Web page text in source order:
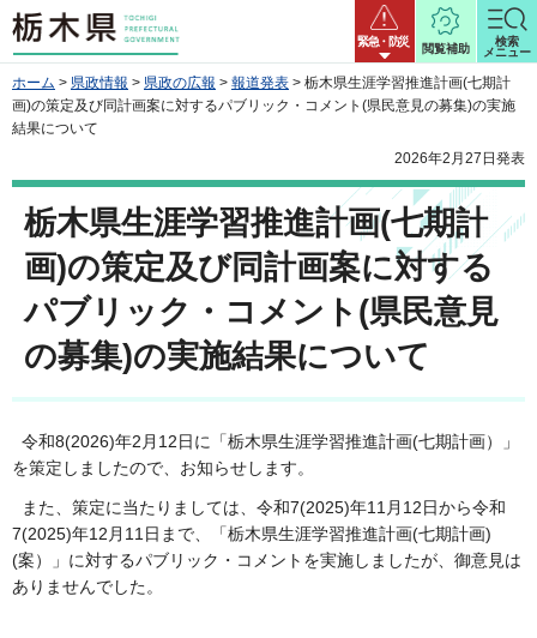
栃木県 緊急・防災
閲覧補助
検索
メニュー
ホーム > 県政情報 > 県政の広報 > 報道発表 > 栃木県生涯学習推進計画(七期計
画)の策定及び同計画案に対するパブリック・コメント(県民意見の募集)の実施
結果について
2026年2月27日発表
栃木県生涯学習推進計画(七期計
画)の策定及び同計画案に対する
パブリック・コメント(県民意見
の募集)の実施結果について
令和8(2026)年2月12日に「栃木県生涯学習推進計画(七期計画）」
を策定しましたので、お知らせします。
また、策定に当たりましては、令和7(2025)年11月12日から令和
7(2025)年12月11日まで、「栃木県生涯学習推進計画(七期計画)
(案）」に対するパブリック・コメントを実施しましたが、御意見は
ありませんでした。